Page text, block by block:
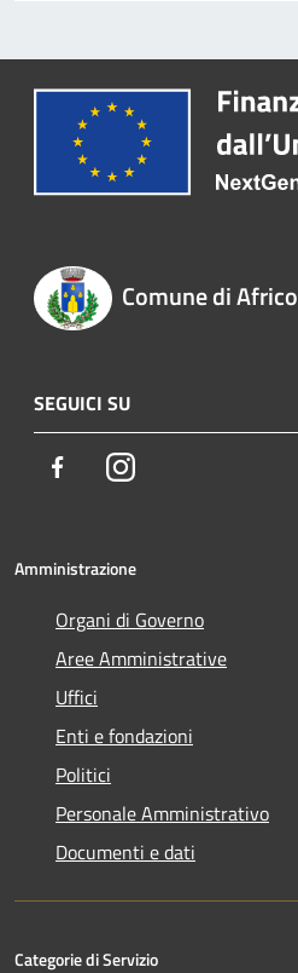
Comune di Africo
SEGUICI SU
FacebookInstagram
Amministrazione
Organi di Governo
Aree Amministrative
Uffici
Enti e fondazioni
Politici
Personale Amministrativo
Documenti e dati
Categorie di Servizio